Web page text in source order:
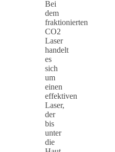
Bei
dem
fraktionierten
CO2
Laser
handelt
es
sich
um
einen
effektiven
Laser,
der
bis
unter
die